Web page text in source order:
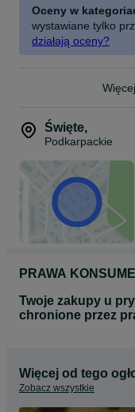
Oceny w
wystawiane tylko
działają oceny?
Święte,
Podkarpackie
PRAWA
Twoje zakupy u
chronione przez
Więcej od tego
Zobacz wszystkie